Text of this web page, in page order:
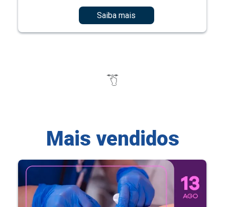
Saiba mais
Mais vendidos